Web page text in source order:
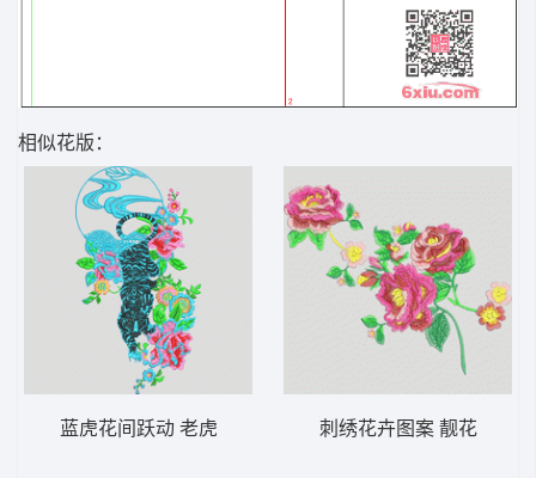
相似花版：
蓝虎花间跃动 老虎 刺绣花卉图案 靓花